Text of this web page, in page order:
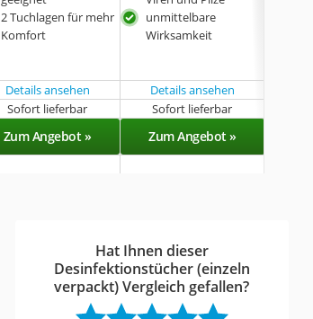
2 Tuchlagen für mehr
Komfort
unmittelbare
Wirksamkeit
Details ansehen
Details ansehen
Sofort lieferbar Sofort lieferbar
Zum Angebot » Zum Angebot »
Hat Ihnen dieser
Desinfektionstücher (einzeln
verpackt) Vergleich gefallen?